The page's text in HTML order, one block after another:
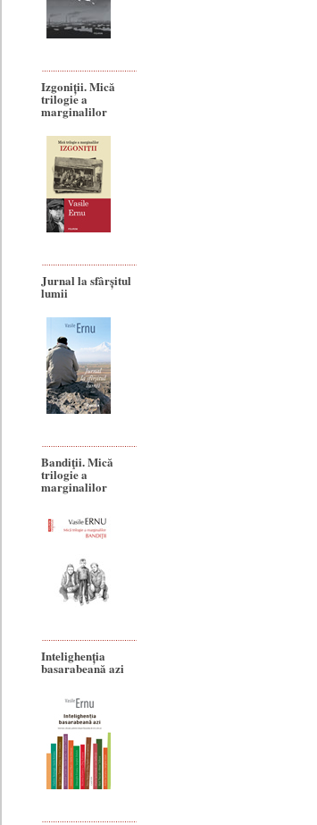
Izgoniții. Mică
trilogie a
marginalilor
Jurnal la sfârșitul
lumii
Bandiţii. Mică
trilogie a
marginalilor
Intelighenția
basarabeană azi